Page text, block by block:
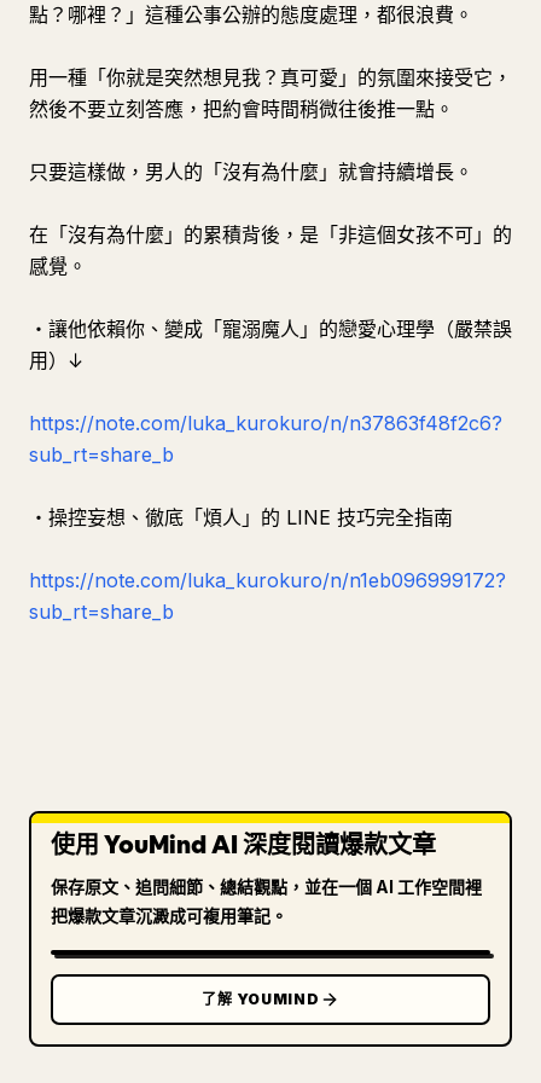
點？哪裡？」這種公事公辦的態度處理，都很浪費。
用一種「你就是突然想見我？真可愛」的氛圍來接受它，
然後不要立刻答應，把約會時間稍微往後推一點。
只要這樣做，男人的「沒有為什麼」就會持續增長。
在「沒有為什麼」的累積背後，是「非這個女孩不可」的
感覺。
・讓他依賴你、變成「寵溺魔人」的戀愛心理學（嚴禁誤
用）↓
https://note.com/luka_kurokuro/n/n37863f48f2c6?
sub_rt=share_b
・操控妄想、徹底「煩人」的 LINE 技巧完全指南
https://note.com/luka_kurokuro/n/n1eb096999172?
sub_rt=share_b
使用 YouMind AI 深度閱讀爆款文章
保存原文、追問細節、總結觀點，並在一個 AI 工作空間裡
把爆款文章沉澱成可複用筆記。
了解 YOUMIND